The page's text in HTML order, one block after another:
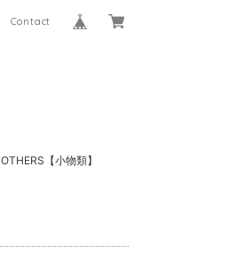
Contact
OTHERS【小物類】